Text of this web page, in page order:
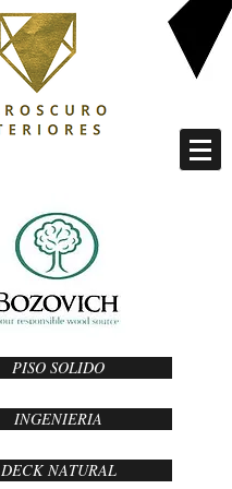
DECK NATURAL
INGENIERIA
PISO SOLIDO